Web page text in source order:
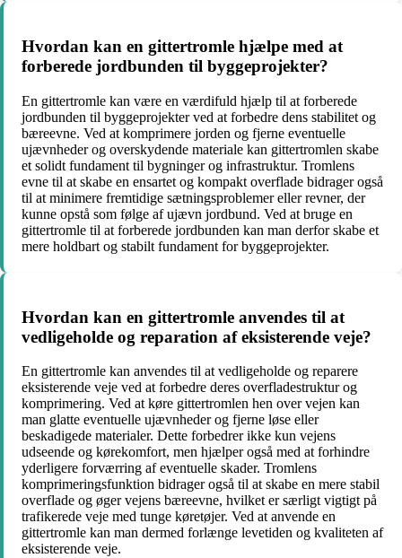
Hvordan kan en gittertromle hjælpe med at
forberede jordbunden til byggeprojekter?
En gittertromle kan være en værdifuld hjælp til at forberede
jordbunden til byggeprojekter ved at forbedre dens stabilitet og
bæreevne. Ved at komprimere jorden og fjerne eventuelle
ujævnheder og overskydende materiale kan gittertromlen skabe
et solidt fundament til bygninger og infrastruktur. Tromlens
evne til at skabe en ensartet og kompakt overflade bidrager også
til at minimere fremtidige sætningsproblemer eller revner, der
kunne opstå som følge af ujævn jordbund. Ved at bruge en
gittertromle til at forberede jordbunden kan man derfor skabe et
mere holdbart og stabilt fundament for byggeprojekter.
Hvordan kan en gittertromle anvendes til at
vedligeholde og reparation af eksisterende veje?
En gittertromle kan anvendes til at vedligeholde og reparere
eksisterende veje ved at forbedre deres overfladestruktur og
komprimering. Ved at køre gittertromlen hen over vejen kan
man glatte eventuelle ujævnheder og fjerne løse eller
beskadigede materialer. Dette forbedrer ikke kun vejens
udseende og kørekomfort, men hjælper også med at forhindre
yderligere forværring af eventuelle skader. Tromlens
komprimeringsfunktion bidrager også til at skabe en mere stabil
overflade og øger vejens bæreevne, hvilket er særligt vigtigt på
trafikerede veje med tunge køretøjer. Ved at anvende en
gittertromle kan man dermed forlænge levetiden og kvaliteten af
eksisterende veje.